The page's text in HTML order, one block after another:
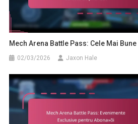
Mech Arena Battle Pass: Cele Mai
02/03/2026 Jaxon Hale